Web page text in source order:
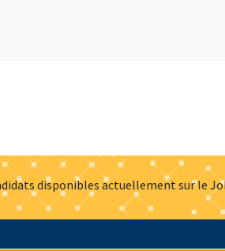
disponibles actuellement sur le